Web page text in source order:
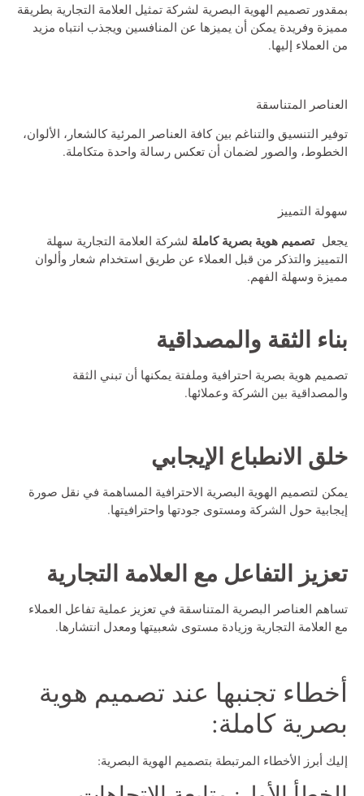
بمقدور تصميم الهوية البصرية لشركة تمثيل العلامة التجارية بطريقة
مميزة وفريدة يمكن أن يميزها عن المنافسين ويجذب انتباه مزيد
من العملاء إليها.
العناصر المتناسقة
توفير التنسيق والتناغم بين كافة العناصر المرئية كالشعار، الألوان،
الخطوط، والصور لضمان أن تعكس رسالة واحدة متكاملة.
سهولة التمييز
يجعلتصميم هوية بصرية كاملة لشركة العلامة التجارية سهلة
التمييز والتذكر من قبل العملاء عن طريق استخدام شعار وألوان
مميزة وسهلة الفهم.
بناء الثقة والمصداقية
تصميم هوية بصرية احترافية وملفتة يمكنها أن تبني الثقة
والمصداقية بين الشركة وعملائها.
خلق الانطباع الإيجابي
يمكن لتصميم الهوية البصرية الاحترافية المساهمة في نقل صورة
إيجابية حول الشركة ومستوى جودتها واحترافيتها.
تعزيز التفاعل مع العلامة التجارية
تساهم العناصر البصرية المتناسقة في تعزيز عملية تفاعل العملاء
مع العلامة التجارية وزيادة مستوى شعبيتها ومعدل انتشارها.
أخطاء تجنبها عند تصميم هوية
بصرية كاملة:
إليك أبرز الأخطاء المرتبطة بتصميم الهوية البصرية: